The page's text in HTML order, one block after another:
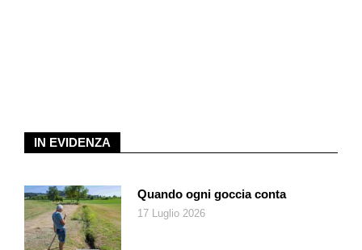
IN EVIDENZA
Quando ogni goccia conta
17 Luglio 2026